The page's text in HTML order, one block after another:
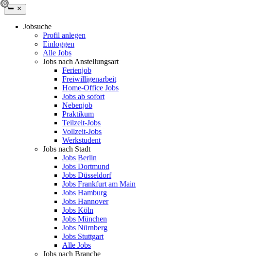
Jobsuche
Profil anlegen
Einloggen
Alle Jobs
Jobs nach Anstellungsart
Ferienjob
Freiwilligenarbeit
Home-Office Jobs
Jobs ab sofort
Nebenjob
Praktikum
Teilzeit-Jobs
Vollzeit-Jobs
Werkstudent
Jobs nach Stadt
Jobs Berlin
Jobs Dortmund
Jobs Düsseldorf
Jobs Frankfurt am Main
Jobs Hamburg
Jobs Hannover
Jobs Köln
Jobs München
Jobs Nürnberg
Jobs Stuttgart
Alle Jobs
Jobs nach Branche